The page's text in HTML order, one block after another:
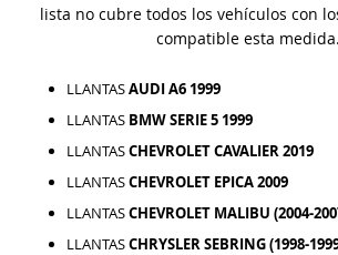
lista no cubre todos los vehículos con
compatible esta medida.
LLANTASAUDI A6 1999
LLANTAS BMW SERIE 5 1999
LLANTASCHEVROLET CAVALIER 2019
LLANTASCHEVROLET EPICA 2009
LLANTASCHEVROLET MALIBU (2004-
LLANTASCHRYSLER SEBRING (1998-